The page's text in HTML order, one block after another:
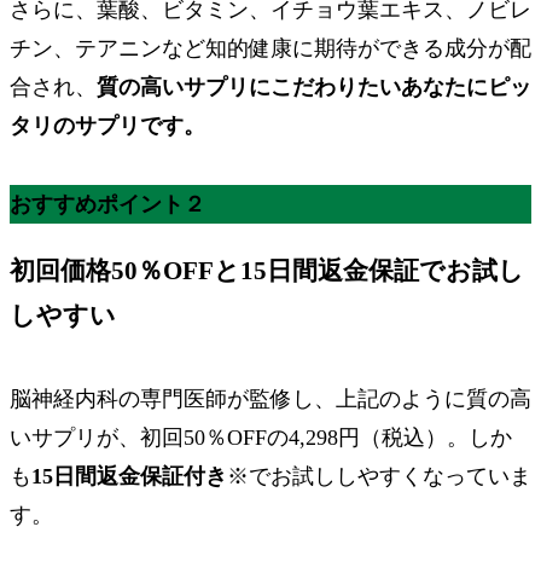
さらに、葉酸、ビタミン、イチョウ葉エキス、ノビレ
チン、テアニンなど知的健康に期待ができる成分が配
合され、 質の高いサプリにこだわりたいあなたにピッ
タリのサプリです。
おすすめポイント２
初回価格50％OFFと 15日間返金保証でお試し
しやすい
脳神経内科の専門医師が監修し、上記のように質の高
いサプリが、 初回50％OFFの4,298円 （税込）。しか
も15日間返金保証付き ※でお試ししやすくなっていま
す。